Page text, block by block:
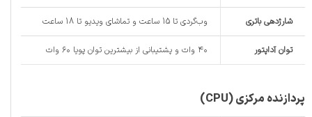
شارژدهی باتری وب‌گردی تا 15 ساعت و تماشای ویدیو تا 18 ساعت
توان آداپتور ۴۰ وات و پشتیبانی از بیشترین توان پویا ۶۰ وات
پردازنده مرکزی (CPU)